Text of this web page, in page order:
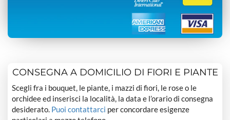
CONSEGNA A DOMICILIO DI FIORI E PIANTE
Scegli fra i bouquet, le piante, i mazzi di fiori, le rose o le
orchidee ed inserisci la località, la data e l’orario di consegna
desiderato. Puoi contattarci per concordare esigenze